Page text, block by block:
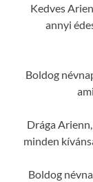
Kedves
annyi
Boldog
Drága
minden
Boldog